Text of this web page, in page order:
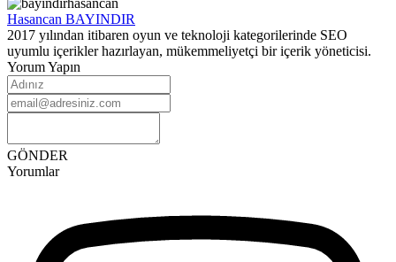
Hasancan BAYINDIR
2017 yılından itibaren oyun ve teknoloji kategorilerinde SEO
uyumlu içerikler hazırlayan, mükemmeliyetçi bir içerik yöneticisi.
Yorum Yapın
GÖNDER
Yorumlar